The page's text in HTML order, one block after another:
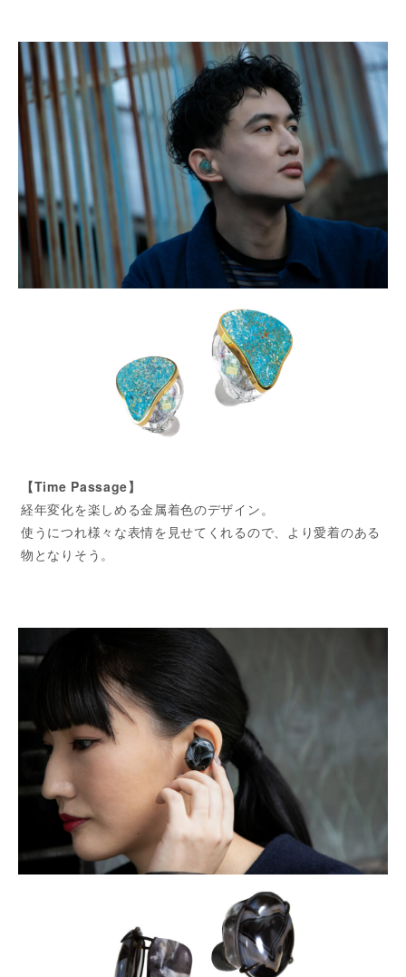
【Time Passage】
経年変化を楽しめる金属着色のデザイン。
使うにつれ様々な表情を見せてくれるので、より愛着のある
物となりそう。